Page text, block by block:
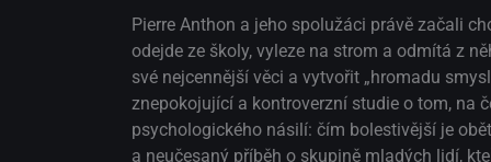
Pierre Anthon a jeho spolužáci právě začali
odejde ze školy, vyleze na strom a odmítá z
své nejcennější věci a vytvořit „hromadu
znepokojující a kontroverzní studie o tom, na
psychologického násilí: čím bolestivější je
a neučesaný příběh o skupině mladých lidí,